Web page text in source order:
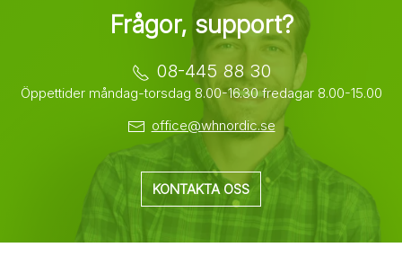
Frågor, support?
08-445 88 30
Öppettider måndag-torsdag 8.00-16.30 fredagar 8.00-15.00
office@whnordic.se
KONTAKTA OSS